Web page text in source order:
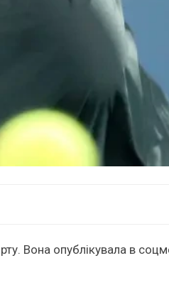
Вона опублікувала в